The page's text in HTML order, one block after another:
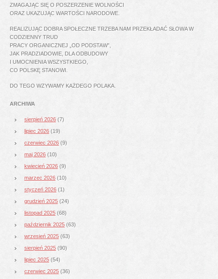
ZMAGAJĄC SIĘ O POSZERZENIE WOLNOŚCI
ORAZ UKAZUJĄC WARTOŚCI NARODOWE.
REALIZUJĄC DOBRA SPOŁECZNE TRZEBA NAM PRZEKŁADAĆ SŁOWA W
CODZIENNY TRUD
PRACY ORGANICZNEJ „OD PODSTAW”,
JAK PRADZIADOWIE, DLA ODBUDOWY
I UMOCNIENIA WSZYSTKIEGO,
CO POLSKĘ STANOWI.
DO TEGO WZYWAMY KAŻDEGO POLAKA.
ARCHIWA
sierpień 2026 (7)
lipiec 2026 (19)
czerwiec 2026 (9)
maj 2026 (10)
kwiecień 2026 (9)
marzec 2026 (10)
styczeń 2026 (1)
grudzień 2025 (24)
listopad 2025 (68)
październik 2025 (63)
wrzesień 2025 (63)
sierpień 2025 (90)
lipiec 2025 (54)
czerwiec 2025 (36)